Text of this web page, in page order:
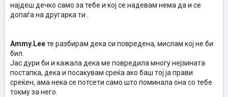
најдеш дечко само за тебе и кој се надевам нема да и се
допаѓа на другарка ти .
Ammy.Leeте разбирам дека си повредена, мислам кој не би
бил.
Јас дури би и кажала дека ме повредила многу нејзината
постапка, дека и посакувам среќа ако баш тој ја прави
среќен, ама нека се потсети само што поминала она со тебе
токму за него.